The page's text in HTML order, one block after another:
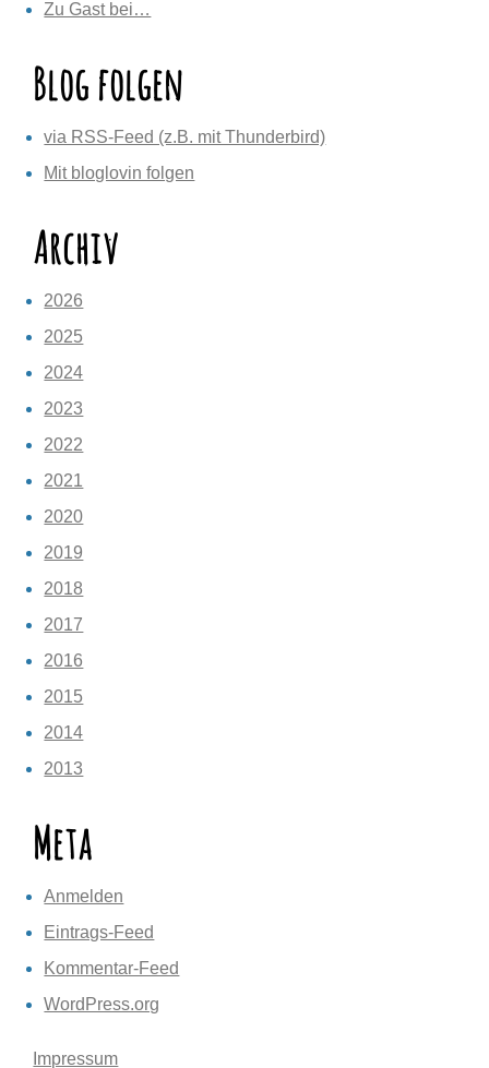
Zu Gast bei…
Blog folgen
via RSS-Feed (z.B. mit Thunderbird)
Mit bloglovin folgen
Archiv
2026
2025
2024
2023
2022
2021
2020
2019
2018
2017
2016
2015
2014
2013
Meta
Anmelden
Eintrags-Feed
Kommentar-Feed
WordPress.org
Impressum